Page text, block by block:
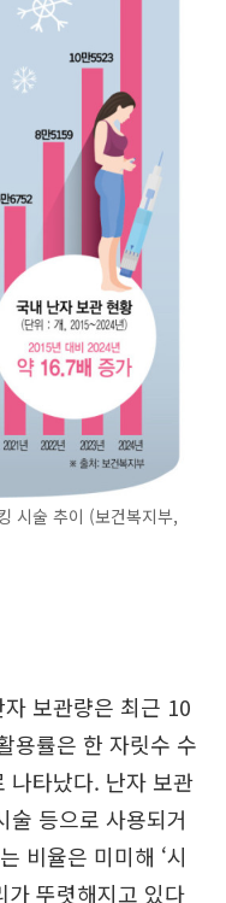
시술 추이 (보건복지부,
보관량은 최근 10
용률은 한 자릿수 수
나타났다. 난자 보관
술 등으로 사용되거
비율은 미미해 ‘시
가 뚜렷해지고 있다